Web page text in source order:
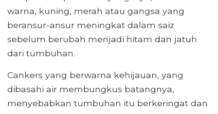
warna, kuning, merah atau gangsa yang
beransur-ansur meningkat dalam saiz
sebelum berubah menjadi hitam dan jatuh
dari tumbuhan.
Cankers yang berwarna kehijauan, yang
dibasahi air membungkus batangnya,
menyebabkan tumbuhan itu berkeringat dan